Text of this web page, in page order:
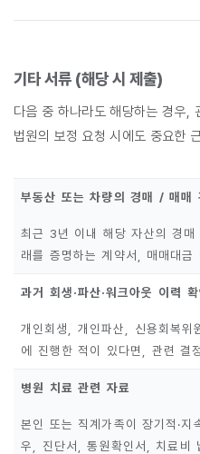
기타 서류 (해당 시 제출)
다음 중 하나라도 해당하는 경우,
법원의 보정 요청 시에도 중요한
부동산 또는 차량의 경매 / 매매
최근 3년 이내 해당 자산의 경
래를 증명하는 계약서, 매매대
과거 회생·파산·워크아웃 이력 확
개인회생, 개인파산, 신용회복위
에 진행한 적이 있다면, 관련 결
병원 치료 관련 자료
본인 또는 직계가족이 장기적·
우, 진단서, 통원확인서, 치료비